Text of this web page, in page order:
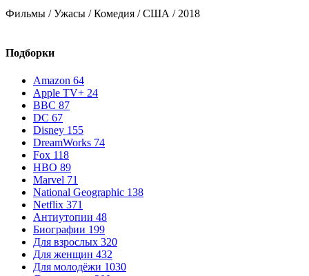
Фильмы / Ужасы / Комедия / США / 2018
Подборки
Amazon 64
Apple TV+ 24
BBC 87
DC 67
Disney 155
DreamWorks 74
Fox 118
HBO 89
Marvel 71
National Geographic 138
Netflix 371
Антиутопии 48
Биографии 199
Для взрослых 320
Для женщин 432
Для молодёжи 1030